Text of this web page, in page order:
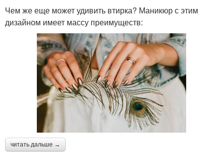
Чем же еще может удивить втирка? Маникюр с этим
дизайном имеет массу преимуществ:
читать дальше →